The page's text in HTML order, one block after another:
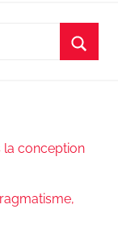
la conception